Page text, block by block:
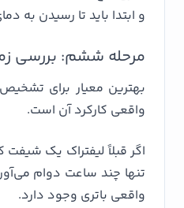
و ابتدا باید تا رسیدن
مرحله ششم: بررسی
بهترین معیار برای
واقعی کارکرد آن است.
اگر قبلاً لیفتراک یک شیفت
تنها چند ساعت دوام
واقعی باتری وجود دارد.